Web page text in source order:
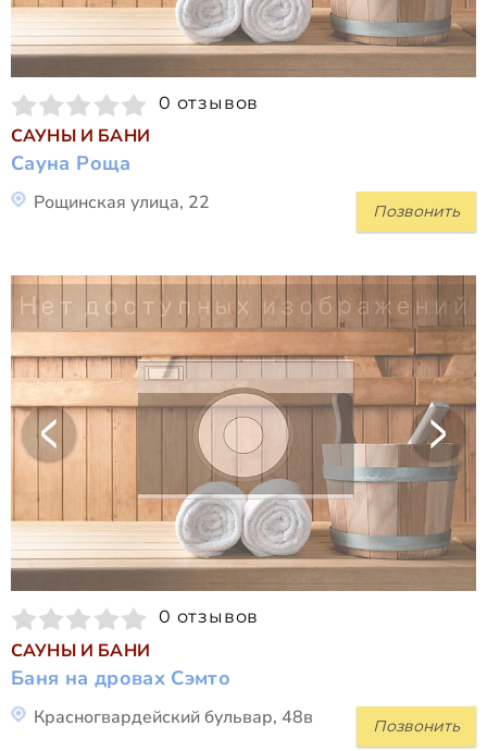
0 отзывов
САУНЫ И БАНИ
Сауна Роща
Позвонить
Рощинская улица, 22
0 отзывов
САУНЫ И БАНИ
Баня на дровах Сэмто
Позвонить
Красногвардейский бульвар, 48в